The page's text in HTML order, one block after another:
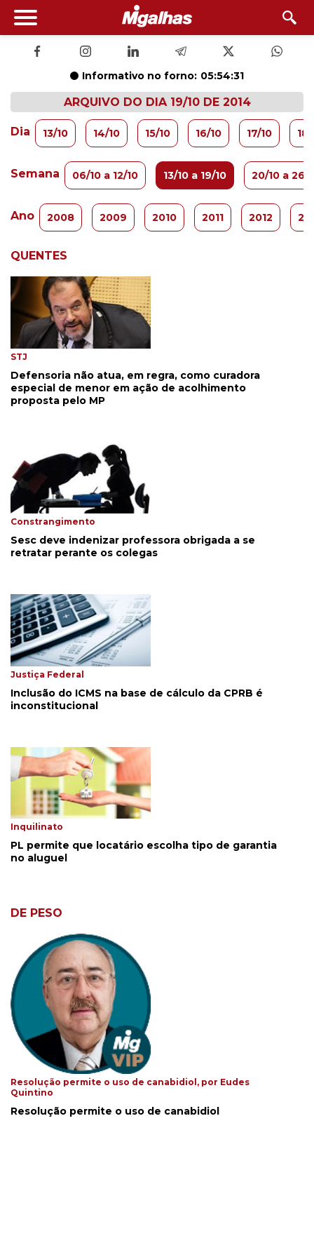
Informativo no forno: 05:54:31
ARQUIVO DO DIA 19/10 DE 2014
Dia 13/10 14/10 15/10 16/10 17/10 18/
Semana 06/10 a 12/10 13/10 a 19/10 20/10 a 26/
Ano 2008 2009 2010 2011 2012
QUENTES
STJ
Defensoria não atua, em regra, como curadora
especial de menor em ação de acolhimento
proposta pelo MP
Constrangimento
Sesc deve indenizar professora obrigada a se
retratar perante os colegas
Justiça Federal
Inclusão do ICMS na base de cálculo da CPRB é
inconstitucional
Inquilinato
PL permite que locatário escolha tipo de garantia
no aluguel
DE PESO
Resolução permite o uso de canabidiol, por Eudes
Quintino
Resolução permite o uso de canabidiol